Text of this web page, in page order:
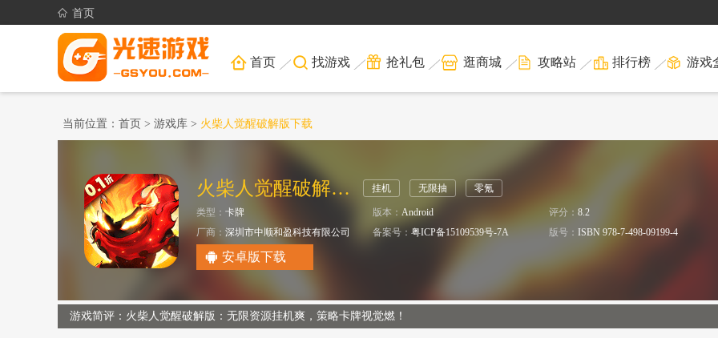
首页
首页 找游戏 抢礼包 逛商城 攻略站 排行榜 游戏
当前位置： 首页 > 游戏库 > 火柴人觉醒破解版下载
火柴人觉醒破解版无限火柴 挂机 无限抽 零氪
类型： 卡牌 版本： Android 评分： 8.2
厂商： 深圳市中顺和盈科技有限公司 备案号： 粤ICP备15109539号-7A 版号： ISBN 978-7-498-09199-4
大小：
710.00M
安卓版下载
游戏简评：火柴人觉醒破解版：无限资源挂机爽，策略卡牌视觉燃！